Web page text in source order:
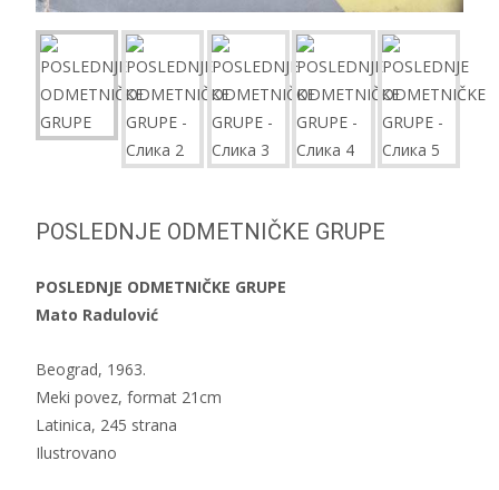
POSLEDNJE ODMETNIČKE GRUPE
POSLEDNJE ODMETNIČKE GRUPE
Mato Radulović
Beograd, 1963.
Meki povez, format 21cm
Latinica, 245 strana
Ilustrovano